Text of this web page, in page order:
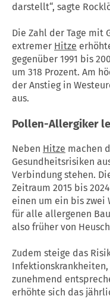
darstellt“, sagte
Die Zahl der Tage mit
extremer Hitze
gegenüber 1991 bis
um 318 Prozent. Am
der Anstieg in
aus.
Pollen-Allergiker
Neben Hitze machen
Gesundheitsrisiken
Verbindung stehen.
Zeitraum 2015 bis
einen um ein bis zwei
für alle allergenen
also früher von
Zudem steige das
zunehmend
erhöhte sich das